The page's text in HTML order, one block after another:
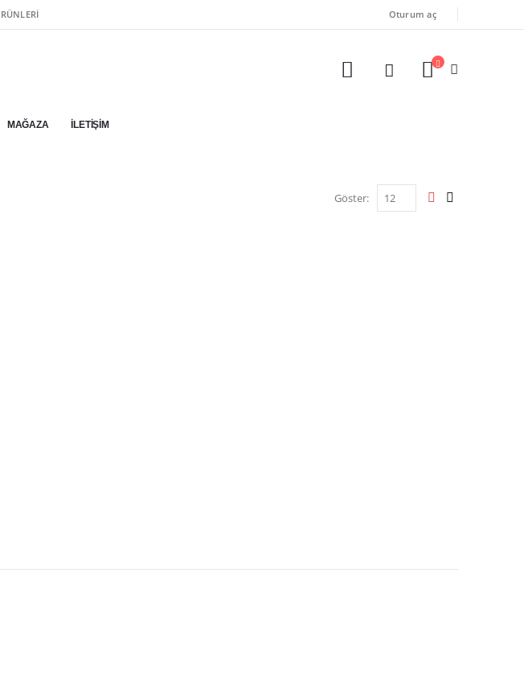
Oturum aç
MAĞAZA İLETIŞIM
Göster: